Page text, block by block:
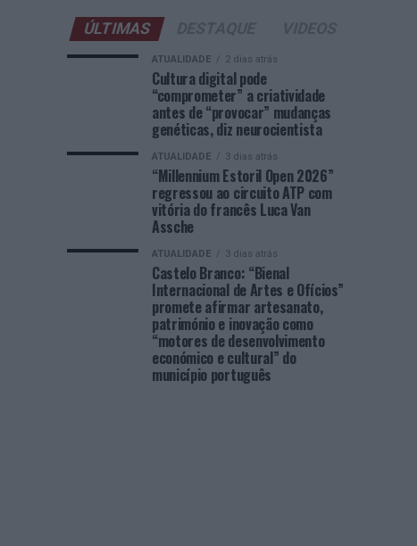
ÚLTIMAS
ATUALIDADE 2 dias atrás
Cultura digital pode
“comprometer” a criatividade
antes de “provocar” mudanças
genéticas, diz neurocientista
ATUALIDADE 3 dias atrás
“Millennium Estoril Open 2026”
regressou ao circuito ATP com
vitória do francês Luca Van
Assche
ATUALIDADE 3 dias atrás
Castelo Branco: “Bienal
Internacional de Artes e Ofícios”
promete afirmar artesanato,
património e inovação como
“motores de desenvolvimento
económico e cultural” do
município português